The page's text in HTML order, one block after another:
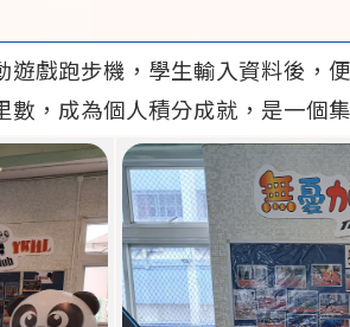
戲跑步機，學生輸入資料後，
，成為個人積分成就，是一個